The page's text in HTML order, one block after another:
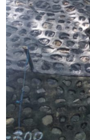
©
Copyright
2026
PT.
Balqis
Cyber
Media
Sejahtera